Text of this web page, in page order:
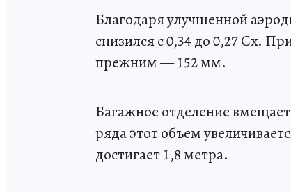
Благодаря улучшенной
снизился с 0,34 до 0,27 Cx.
прежним — 152 мм.
Багажное отделение
ряда этот объем
достигает 1,8 метра.